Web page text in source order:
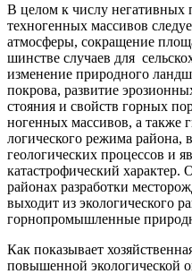
В целом к числу негативных
техногенных массивов
ат­мосферы, сокращение
шинстве случаев для
изменение природного
покрова, развитие
стояния и свойств горных
ногенных массивов, а также
логического режима района,
геологических процессов и
катастрофиче­ский
районах разработки
выхо­дит из экологического
горнопромышленные
Как показывает
повышенной экологической